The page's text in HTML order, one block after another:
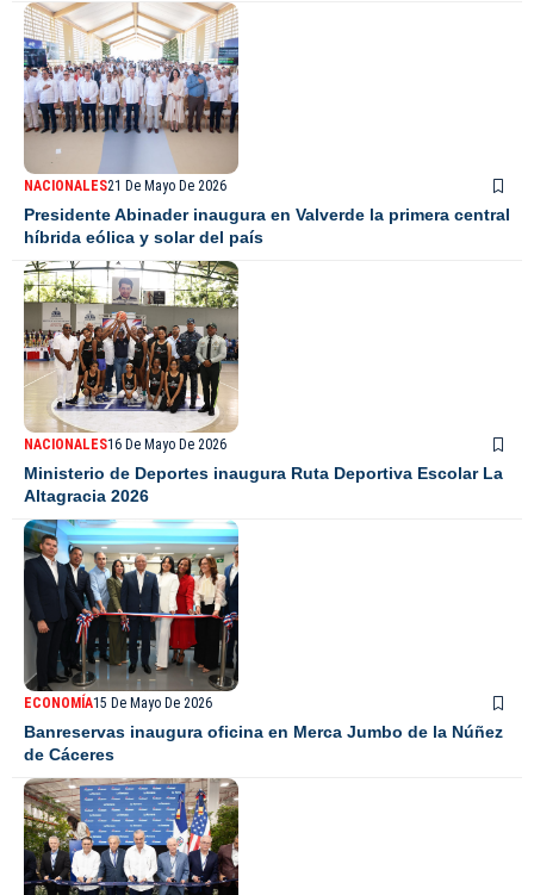
NACIONALES21 De Mayo De 2026
Presidente Abinader inaugura en Valverde la primera central
híbrida eólica y solar del país
NACIONALES16 De Mayo De 2026
Ministerio de Deportes inaugura Ruta Deportiva Escolar La
Altagracia 2026
ECONOMÍA15 De Mayo De 2026
Banreservas inaugura oficina en Merca Jumbo de la Núñez
de Cáceres